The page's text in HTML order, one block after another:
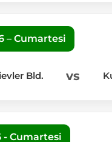
– Cumartesi
Bld. vs
- Cumartesi